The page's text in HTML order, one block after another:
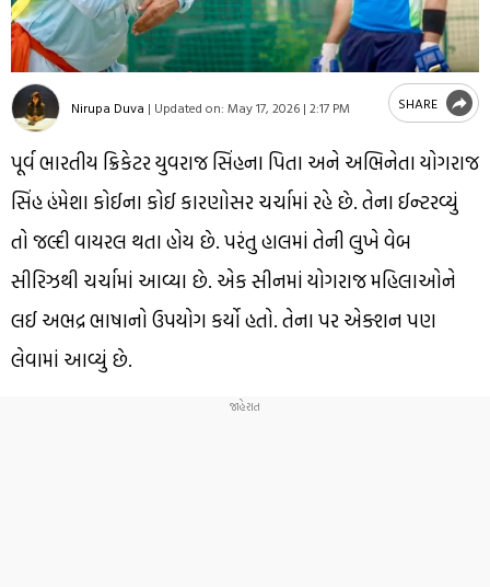
Nirupa Duva | Updated on: May 17, 2026 | 2:17 PM SHARE
પૂર્વ ભારતીય ક્રિકેટર યુવરાજ સિંહના પિતા અને અભિનેતા યોગરાજ
સિંહ હંમેશા કોઈના કોઈ કારણોસર ચર્ચામાં રહે છે. તેના ઈન્ટરવ્યું
તો જલ્દી વાયરલ થતા હોય છે. પરંતુ હાલમાં તેની લુખે વેબ
સીરિઝથી ચર્ચામાં આવ્યા છે. એક સીનમાં યોગરાજ મહિલાઓને
લઈ અભદ્ર ભાષાનો ઉપયોગ કર્યો હતો. તેના પર એક્શન પણ
લેવામાં આવ્યું છે.